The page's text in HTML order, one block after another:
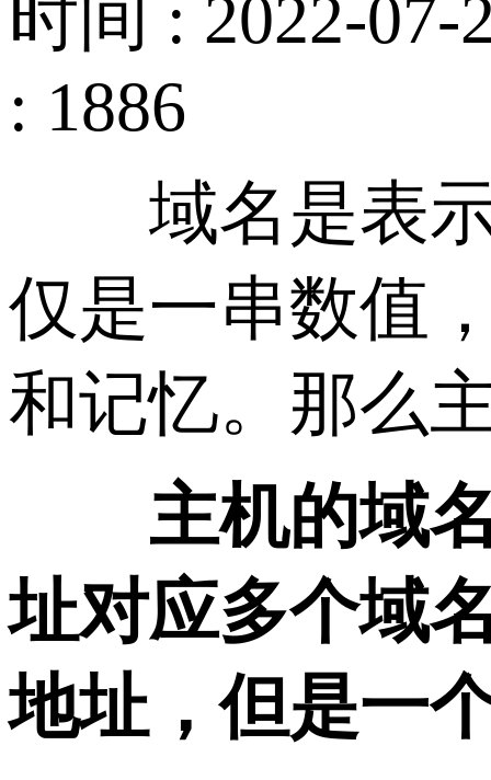
时间 : 2022-07-
: 1886
域名是表示
仅是一串数值
和记忆。那么
主机的域
址对应多个域
地址，但是一